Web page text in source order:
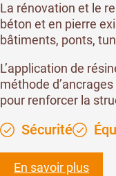
La rénovation et le
béton et en pierre
bâtiments, ponts,
L’application de
méthode
pour renforcer la
Sécurité
En savoir plus